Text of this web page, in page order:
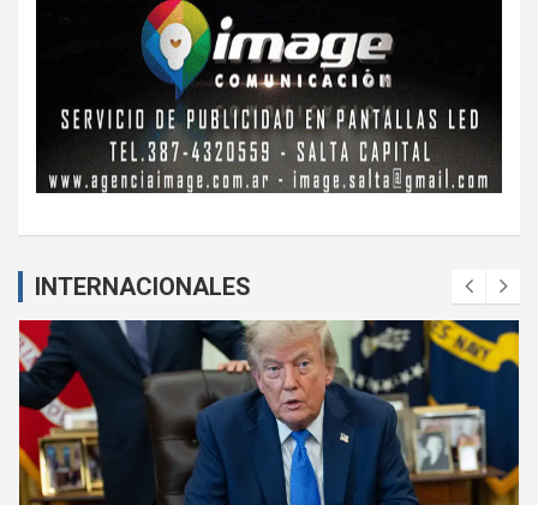
INTERNACIONALES